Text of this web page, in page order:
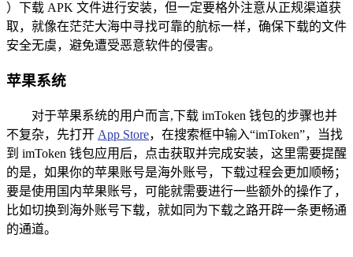
）下载 APK 文件进行安装，但一定要格外注意从正规渠道获
取，就像在茫茫大海中寻找可靠的航标一样，确保下载的文件
安全无虞，避免遭受恶意软件的侵害。
苹果系统
对于苹果系统的用户而言,下载 imToken 钱包的步骤也并
不复杂，先打开 App Store，在搜索框中输入“imToken”，当找
到 imToken 钱包应用后，点击获取并完成安装，这里需要提醒
的是，如果你的苹果账号是海外账号，下载过程会更加顺畅；
要是使用国内苹果账号，可能就需要进行一些额外的操作了，
比如切换到海外账号下载，就如同为下载之路开辟一条更畅通
的通道。